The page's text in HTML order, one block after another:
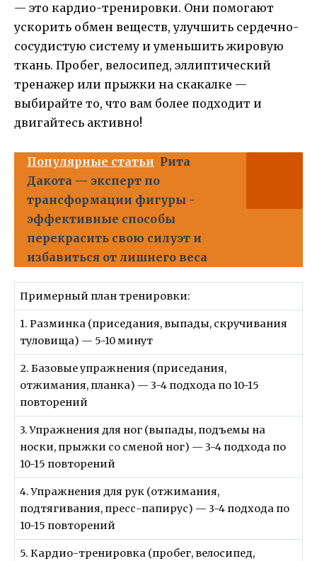
— это кардио-тренировки. Они помогают
ускорить обмен веществ, улучшить сердечно-
сосудистую систему и уменьшить жировую
ткань. Пробег, велосипед, эллиптический
тренажер или прыжки на скакалке —
выбирайте то, что вам более подходит и
двигайтесь активно!
Популярные статьи Рита
Дакота — эксперт по
трансформации фигуры -
эффективные способы
перекрасить свою силуэт и
избавиться от лишнего веса
Примерный план тренировки:
1. Разминка (приседания, выпады, скручивания
туловища) — 5-10 минут
2. Базовые упражнения (приседания,
отжимания, планка) — 3-4 подхода по 10-15
повторений
3. Упражнения для ног (выпады, подъемы на
носки, прыжки со сменой ног) — 3-4 подхода по
10-15 повторений
4. Упражнения для рук (отжимания,
подтягивания, пресс-папирус) — 3-4 подхода по
10-15 повторений
5. Кардио-тренировка (пробег, велосипед,